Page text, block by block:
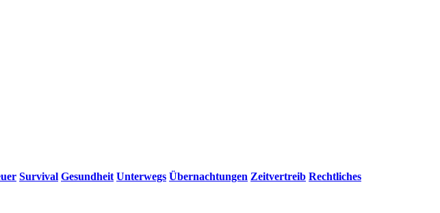
Survival Gesundheit Unterwegs Übernachtungen Zeitvertreib Rechtliches